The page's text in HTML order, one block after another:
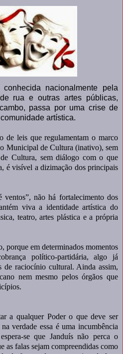
nacionalmente pela
rua e outras artes públicas,
passa por uma crise de
artística.
de leis que regulamentam o marco
Municipal de Cultura (inativo), sem
Cultura, sem diálogo com o que
é visível a dizimação dos principais
não há fortalecimento dos
viva a identidade artística do
teatro, artes plástica e a própria
porque em determinados momentos
político-partidária, algo já
de raciocínio cultural. Ainda assim,
nem mesmo pelos órgãos que
a qualquer Poder o que deve ser
verdade essa é uma incumbência
se que Janduís não perca o
as falas sejam compreendidas como